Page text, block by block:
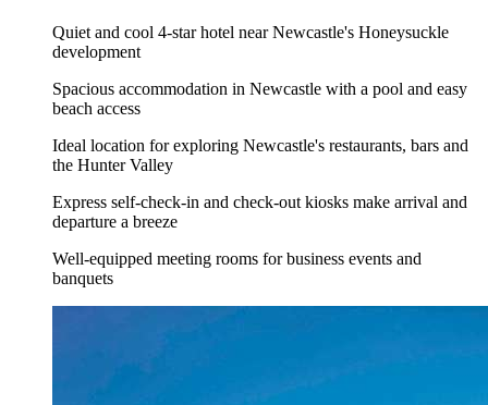
Quiet and cool 4-star hotel near Newcastle's Honeysuckle
development
Spacious accommodation in Newcastle with a pool and easy
beach access
Ideal location for exploring Newcastle's restaurants, bars and
the Hunter Valley
Express self-check-in and check-out kiosks make arrival and
departure a breeze
Well-equipped meeting rooms for business events and
banquets